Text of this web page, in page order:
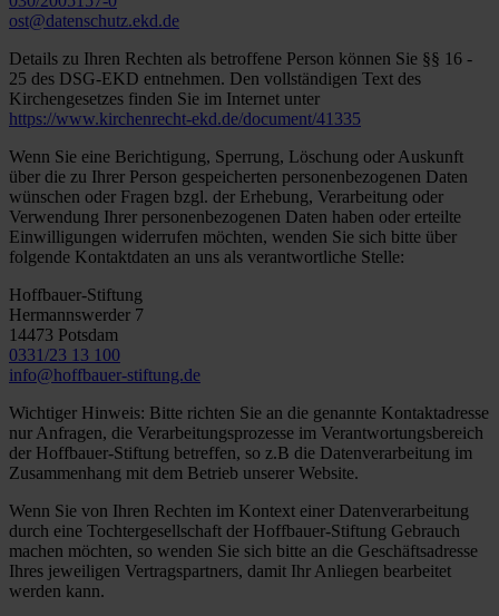
ost@datenschutz.ekd.de
Details zu Ihren Rechten als betroffene Person können Sie §§ 16 -
25 des DSG-EKD entnehmen. Den vollständigen Text des
Kirchengesetzes finden Sie im Internet unter
https://www.kirchenrecht-ekd.de/document/41335
Wenn Sie eine Berichtigung, Sperrung, Löschung oder Auskunft
über die zu Ihrer Person gespeicherten personenbezogenen Daten
wünschen oder Fragen bzgl. der Erhebung, Verarbeitung oder
Verwendung Ihrer personenbezogenen Daten haben oder erteilte
Einwilligungen widerrufen möchten, wenden Sie sich bitte über
folgende Kontaktdaten an uns als verantwortliche Stelle:
Hoffbauer-Stiftung
Hermannswerder 7
14473 Potsdam
0331/23 13 100
info@hoffbauer-stiftung.de
Wichtiger Hinweis: Bitte richten Sie an die genannte Kontaktadresse
nur Anfragen, die Verarbeitungsprozesse im Verantwortungsbereich
der Hoffbauer-Stiftung betreffen, so z.B die Datenverarbeitung im
Zusammenhang mit dem Betrieb unserer Website.
Wenn Sie von Ihren Rechten im Kontext einer Datenverarbeitung
durch eine Tochtergesellschaft der Hoffbauer-Stiftung Gebrauch
machen möchten, so wenden Sie sich bitte an die Geschäftsadresse
Ihres jeweiligen Vertragspartners, damit Ihr Anliegen bearbeitet
werden kann.